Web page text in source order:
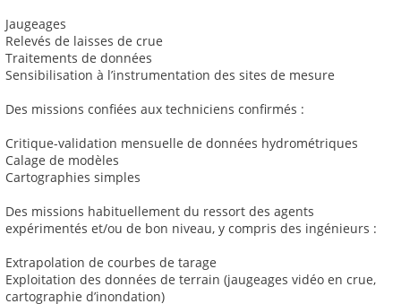
Jaugeages
Relevés de laisses de crue
Traitements de données
Sensibilisation à l’instrumentation des sites de mesure
Des missions confiées aux techniciens confirmés :
Critique-validation mensuelle de données hydrométriques
Calage de modèles
Cartographies simples
Des missions habituellement du ressort des agents
expérimentés et/ou de bon niveau, y compris des ingénieurs :
Extrapolation de courbes de tarage
Exploitation des données de terrain (jaugeages vidéo en crue,
cartographie d’inondation)